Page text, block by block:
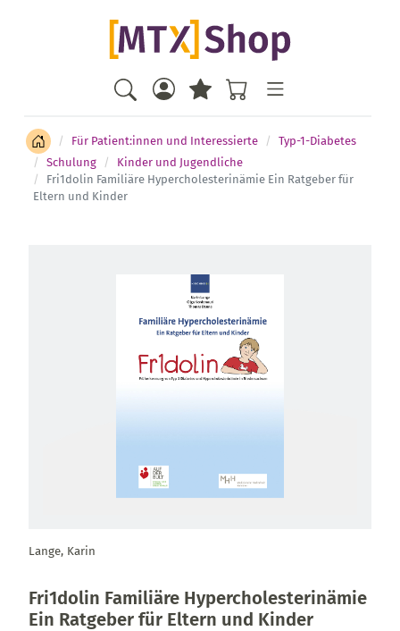
Für Patient:innen und Interessierte
Typ-1-Diabetes
Schulung
Kinder und Jugendliche
Fri1dolin Familiäre Hypercholesterinämie Ein Ratgeber für
Eltern und Kinder
Lange, Karin
Fri1dolin Familiäre Hypercholesterinämie
Ein Ratgeber für Eltern und Kinder